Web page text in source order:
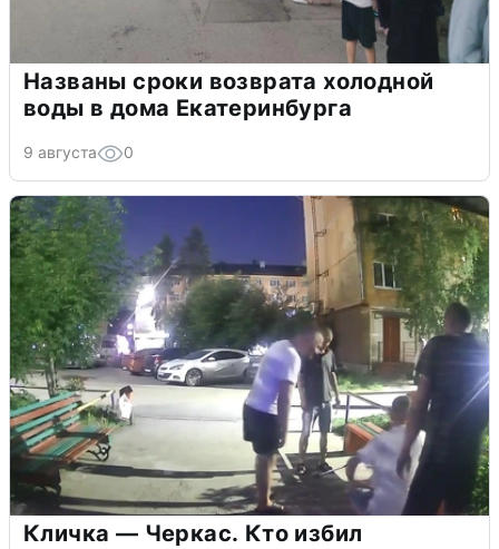
Названы сроки возврата холодной
воды в дома Екатеринбурга
9 августа 0
Кличка — Черкас. Кто избил